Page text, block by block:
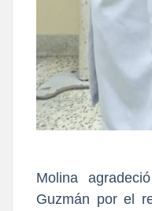
Molina
Guzmán por el